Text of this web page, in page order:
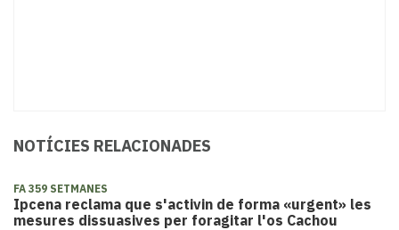
NOTÍCIES RELACIONADES
FA 359 SETMANES
​Ipcena reclama que s'activin de forma «urgent» les
mesures dissuasives per foragitar l'os Cachou